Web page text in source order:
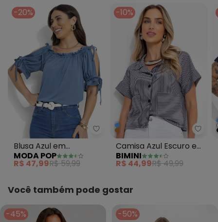
-20%
Moda Pop - Blusa Azul em
Blusa Azul em
Poliviscose
MODA POP
R$ 47,99R$ 59,99
-10%
Camisa Azul Escuro em
Meia Malha Listrada
BIMINI
R$ 44,99R$ 49,99
Você também pode gostar
-45% -50%